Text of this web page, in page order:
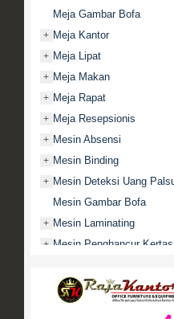
Meja Gambar Bofa
+ Meja Kantor
+ Meja Lipat
+ Meja Makan
+ Meja Rapat
+ Meja Resepsionis
+ Mesin Absensi
+ Mesin Binding
+ Mesin Deteksi Uang
Mesin Gambar Bofa
+ Mesin Laminating
+ Mesin Penghancur Kertas
Mobile File / Roll O Pack
Movitex